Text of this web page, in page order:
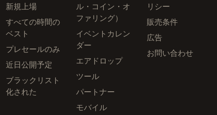
新規上場
すべての時間の
ベスト
プレセールのみ
近日公開予定
ブラックリスト
化された
ル・コイン・オ
ファリング）
イベントカレン
ダー
エアドロップ
ツール
パートナー
モバイル
リシー
販売条件
広告
お問い合わせ